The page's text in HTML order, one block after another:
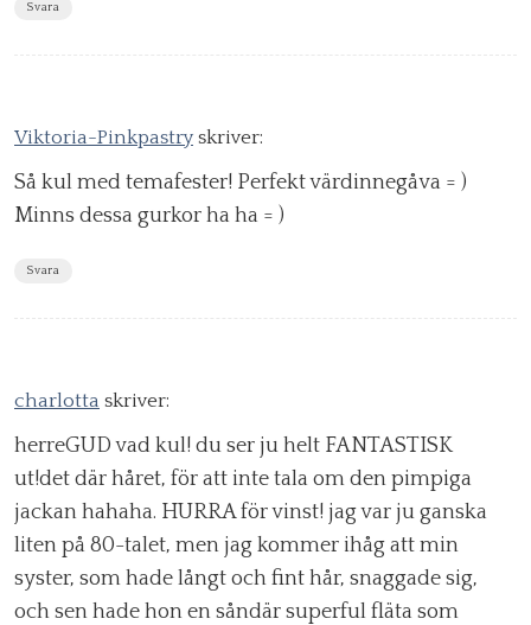
Svara
Viktoria-Pinkpastry skriver:
Så kul med temafester! Perfekt värdinnegåva = )
Minns dessa gurkor ha ha = )
Svara
charlotta skriver:
herreGUD vad kul! du ser ju helt FANTASTISK
ut!det där håret, för att inte tala om den pimpiga
jackan hahaha. HURRA för vinst! jag var ju ganska
liten på 80-talet, men jag kommer ihåg att min
syster, som hade långt och fint hår, snaggade sig,
och sen hade hon en såndär superful fläta som